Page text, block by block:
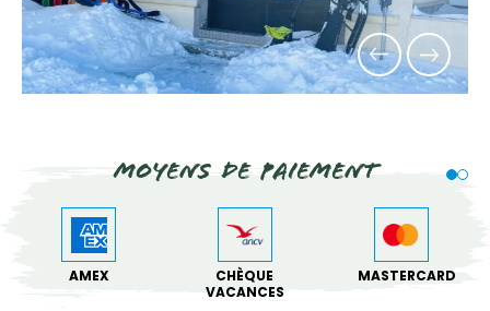
Moyens de paiement
AMEX
CHÈQUE
VACANCES
MASTERCARD